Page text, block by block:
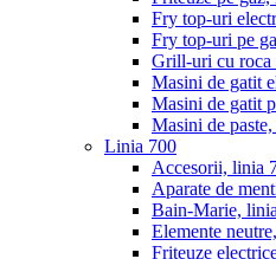
Fry top-uri
Fry top-uri pe
Grill-uri cu roca
Masini de gatit
Masini de gatit
Masini de
Linia 700
Accesorii, linia
Aparate de
Bain-Marie,
Elemente
Friteuze